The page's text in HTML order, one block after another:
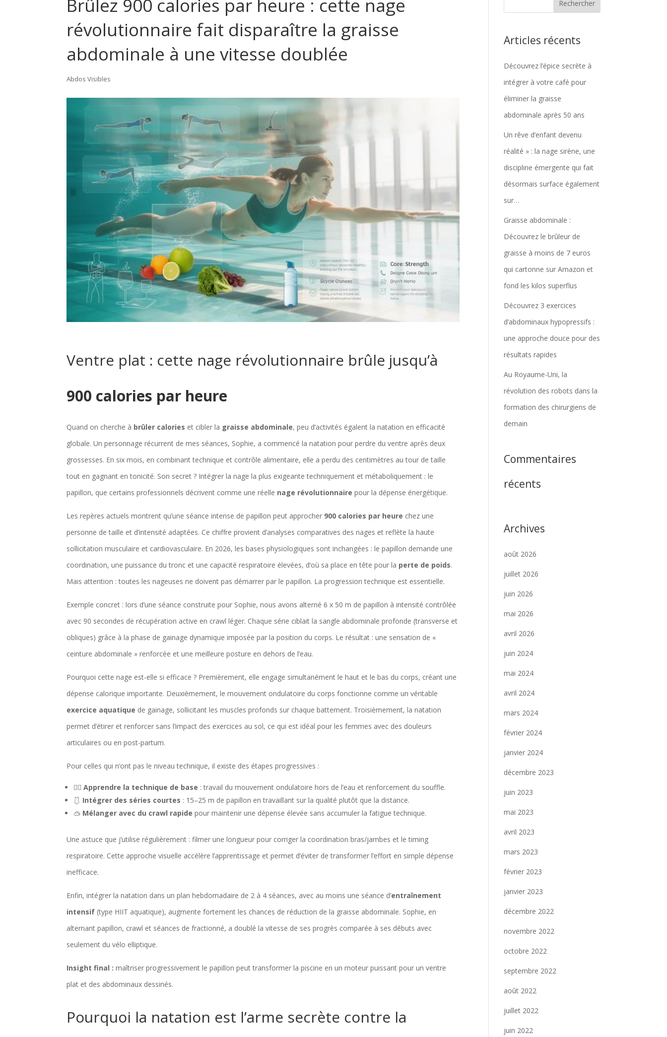
Brûlez 900 calories par heure : cette nage
révolutionnaire fait disparaître la graisse
abdominale à une vitesse doublée
Abdos Visibles
Ventre plat : cette nage révolutionnaire brûle jusqu’à
900 calories par heure
Quand on cherche à brûler calories et cibler la graisse abdominale, peu d’activités égalent la natation en efficacité
globale. Un personnage récurrent de mes séances, Sophie, a commencé la natation pour perdre du ventre après deux
grossesses. En six mois, en combinant technique et contrôle alimentaire, elle a perdu des centimètres au tour de taille
tout en gagnant en tonicité. Son secret ? Intégrer la nage la plus exigeante techniquement et métaboliquement : le
papillon, que certains professionnels décrivent comme une réelle nage révolutionnaire pour la dépense énergétique.
Les repères actuels montrent qu’une séance intense de papillon peut approcher 900 calories par heure chez une
personne de taille et d’intensité adaptées. Ce chiffre provient d’analyses comparatives des nages et reflète la haute
sollicitation musculaire et cardiovasculaire. En 2026, les bases physiologiques sont inchangées : le papillon demande une
coordination, une puissance du tronc et une capacité respiratoire élevées, d’où sa place en tête pour la perte de poids.
Mais attention : toutes les nageuses ne doivent pas démarrer par le papillon. La progression technique est essentielle.
Exemple concret : lors d’une séance construite pour Sophie, nous avons alterné 6 x 50 m de papillon à intensité contrôlée
avec 90 secondes de récupération active en crawl léger. Chaque série ciblait la sangle abdominale profonde (transverse et
obliques) grâce à la phase de gainage dynamique imposée par la position du corps. Le résultat : une sensation de «
ceinture abdominale » renforcée et une meilleure posture en dehors de l’eau.
Pourquoi cette nage est-elle si efficace ? Premièrement, elle engage simultanément le haut et le bas du corps, créant une
dépense calorique importante. Deuxièmement, le mouvement ondulatoire du corps fonctionne comme un véritable
exercice aquatique de gainage, sollicitant les muscles profonds sur chaque battement. Troisièmement, la natation
permet d’étirer et renforcer sans l’impact des exercices au sol, ce qui est idéal pour les femmes avec des douleurs
articulaires ou en post-partum.
Pour celles qui n’ont pas le niveau technique, il existe des étapes progressives :
🏊‍♀️Apprendre la technique de base : travail du mouvement ondulatoire hors de l’eau et renforcement du souffle.
🩱 Intégrer des séries courtes : 15–25 m de papillon en travaillant sur la qualité plutôt que la distance.
🥽 Mélanger avec du crawl rapide pour maintenir une dépense élevée sans accumuler la fatigue technique.
Une astuce que j’utilise régulièrement : filmer une longueur pour corriger la coordination bras/jambes et le timing
respiratoire. Cette approche visuelle accélère l’apprentissage et permet d’éviter de transformer l’effort en simple dépense
inefficace.
Enfin, intégrer la natation dans un plan hebdomadaire de 2 à 4 séances, avec au moins une séance d’entraînement
intensif (type HIIT aquatique), augmente fortement les chances de réduction de la graisse abdominale. Sophie, en
alternant papillon, crawl et séances de fractionné, a doublé la vitesse de ses progrès comparée à ses débuts avec
seulement du vélo elliptique.
Insight final : maîtriser progressivement le papillon peut transformer la piscine en un moteur puissant pour un ventre
plat et des abdominaux dessinés.
Pourquoi la natation est l’arme secrète contre la
Articles récents
Découvrez l’épice secrète à
intégrer à votre café pour
éliminer la graisse
abdominale après 50 ans
Un rêve d’enfant devenu
réalité » : la nage sirène, une
discipline émergente qui fait
désormais surface également
sur…
Graisse abdominale :
Découvrez le brûleur de
graisse à moins de 7 euros
qui cartonne sur Amazon et
fond les kilos superflus
Découvrez 3 exercices
d’abdominaux hypopressifs :
une approche douce pour des
résultats rapides
Au Royaume-Uni, la
révolution des robots dans la
formation des chirurgiens de
demain
Commentaires
récents
Archives
août 2026
juillet 2026
juin 2026
mai 2026
avril 2026
juin 2024
mai 2024
avril 2024
mars 2024
février 2024
janvier 2024
décembre 2023
juin 2023
mai 2023
avril 2023
mars 2023
février 2023
janvier 2023
décembre 2022
novembre 2022
octobre 2022
septembre 2022
août 2022
juillet 2022
juin 2022